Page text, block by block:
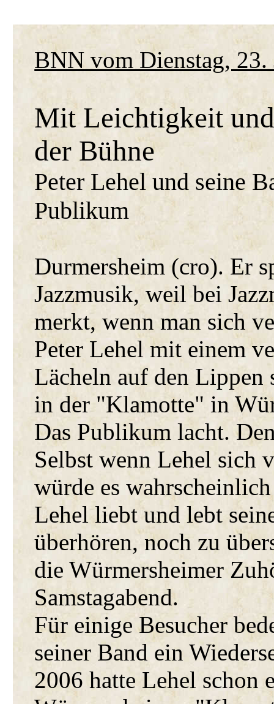
BNN vom Dienstag, 23.
Mit Leichtigkeit
der Bühne
Peter Lehel und seine
Publikum
Durmersheim (cro). Er
Jazzmusik, weil bei
merkt, wenn man sich
Peter Lehel mit einem
Lächeln auf den Lippen
in der "Klamotte" in
Das Publikum lacht.
Selbst wenn Lehel sich
würde es
Lehel liebt und lebt
überhören, noch zu
die Würmersheimer
Samstagabend.
Für einige Besucher
seiner Band ein
2006 hatte Lehel schon